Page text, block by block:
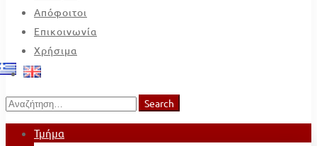
Απόφοιτοι
Επικοινωνία
Χρήσιμα
Search
for:
Search
Τμήμα